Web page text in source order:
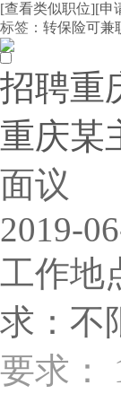
[查看类似职位][申
标签： 转保险可兼
招聘重
重庆某
面议
2019-
工作地
求：不
要求：